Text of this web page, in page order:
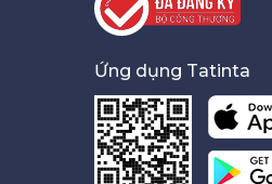
Ứng dụng Tatinta